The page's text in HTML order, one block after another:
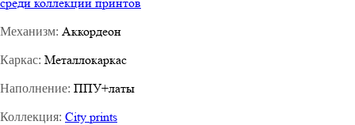
Механизм: Аккордеон
Каркас: Металлокаркас
Наполнение: ППУ+латы
Коллекция: City prints